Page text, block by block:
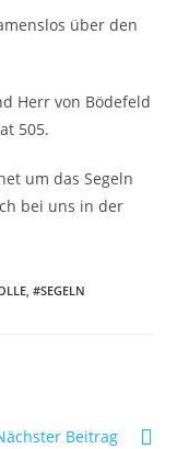
über den
Herr von Bödefeld
505.
um das Segeln
bei uns in der
#SEGELN
Beitrag